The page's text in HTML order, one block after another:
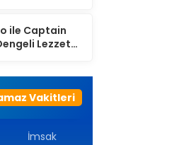
ile Captain
Lezzet
Vakitleri
İmsak